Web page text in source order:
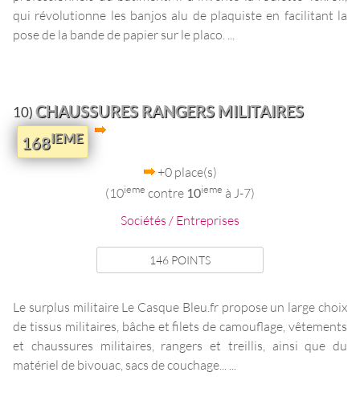
qui révolutionne les banjos alu de plaquiste en facilitant la
pose de la bande de papier sur le placo. ...
10)CHAUSSURES RANGERS MILITAIRES
168IEME
+0 place(s)
(10ieme contre 10ieme à J-7)
Sociétés / Entreprises
146 POINTS
Le surplus militaire Le Casque Bleu.fr propose un large choix
de tissus militaires, bâche et filets de camouflage, vêtements
et chaussures militaires, rangers et treillis, ainsi que du
matériel de bivouac, sacs de couchage... ...